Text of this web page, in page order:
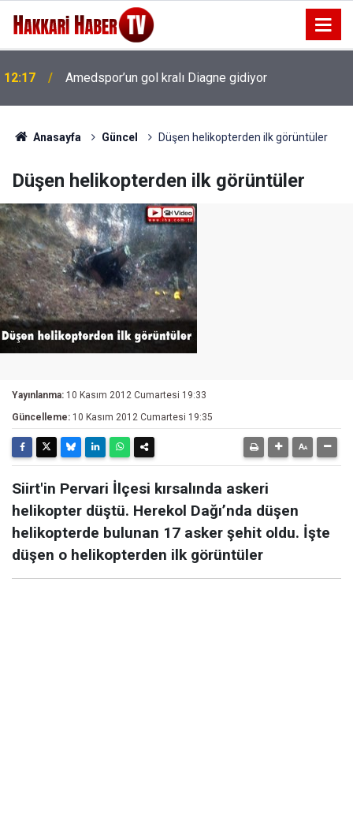
12:17
Amedspor’un gol kralı Diagne gidiyor
12:09
Milli sanatçı Salih Amedi hayatını kaybetti
Anasayfa Güncel Düşen helikopterden ilk görüntüler
Düşen helikopterden ilk görüntüler
Yayınlanma: 10 Kasım 2012 Cumartesi 19:33
Güncelleme: 10 Kasım 2012 Cumartesi 19:35
Siirt'in Pervari İlçesi kırsalında askeri
helikopter düştü. Herekol Dağı’nda düşen
helikopterde bulunan 17 asker şehit oldu. İşte
düşen o helikopterden ilk görüntüler